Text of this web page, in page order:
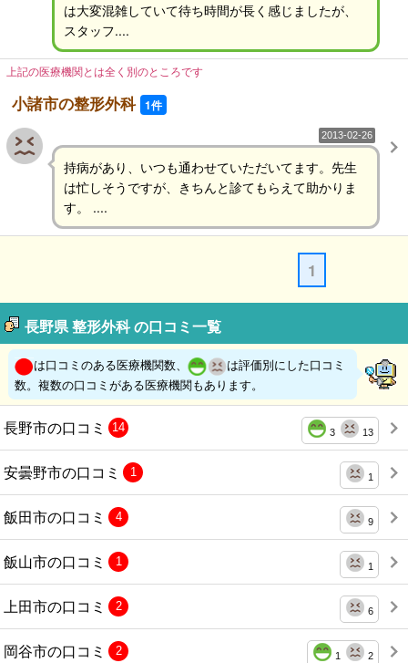
は大変混雑していて待ち時間が長く感じましたが、
スタッフ....
上記の医療機関とは全く別のところです
小諸市の整形外科 1件
2013-02-26
持病があり、いつも通わせていただいてます。先生
は忙しそうですが、きちんと診てもらえて助かりま
す。 ....
1
長野県 整形外科 の口コミ一覧
は口コミのある医療機関数、
は評価別にした口コミ
数。複数の口コミがある医療機関もあります。
長野市の口コミ 3 13
14
安曇野市の口コミ 1
1
飯田市の口コミ 9
4
飯山市の口コミ 1
1
上田市の口コミ 6
2
岡谷市の口コミ 1 2
2